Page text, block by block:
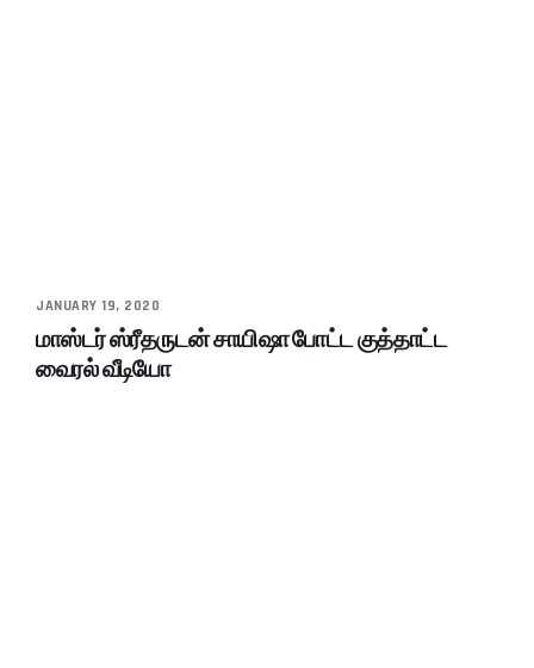
JANUARY 19, 2020
மாஸ்டர் ஸ்ரீதருடன் சாயிஷா போட்ட குத்தாட்ட
வைரல் வீடியோ